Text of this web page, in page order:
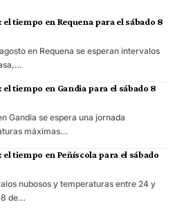
el tiempo en Requena para el sábado 8
en Requena se esperan intervalos
el tiempo en Gandia para el sábado 8
Gandia se espera una jornada
máximas…
el tiempo en Peñíscola para el sábado
nubosos y temperaturas entre 24 y
8 de…